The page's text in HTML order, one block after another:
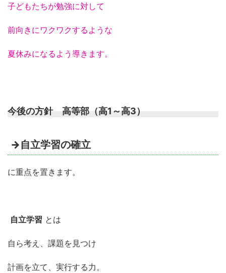
子どもたちが勉強に対して
前向きにワクワクするような
夏休みになるよう導きます。
今後の方針 高等部（高1～高3）
→自立学習の確立
に重点を置きます。
自立学習 とは
自ら考え、課題を見つけ
計画を立て、実行する力。